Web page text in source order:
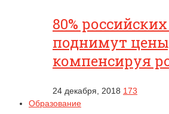
80%
поднимут
компенсируя
24 декабря, 2018 173
Образование